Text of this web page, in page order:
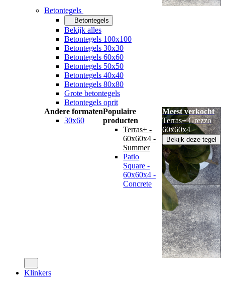
Betontegels
Betontegels
Bekijk alles
Betontegels 100x100
Betontegels 30x30
Betontegels 60x60
Betontegels 50x50
Betontegels 40x40
Betontegels 80x80
Grote betontegels
Betontegels oprit
Andere formaten
30x60
Populaire
producten
Terras+ -
60x60x4 -
Summer
Patio
Square -
60x60x4 -
Concrete
Meest verkocht
Terras+ Grezzo
60x60x4
Bekijk deze tegel
Klinkers